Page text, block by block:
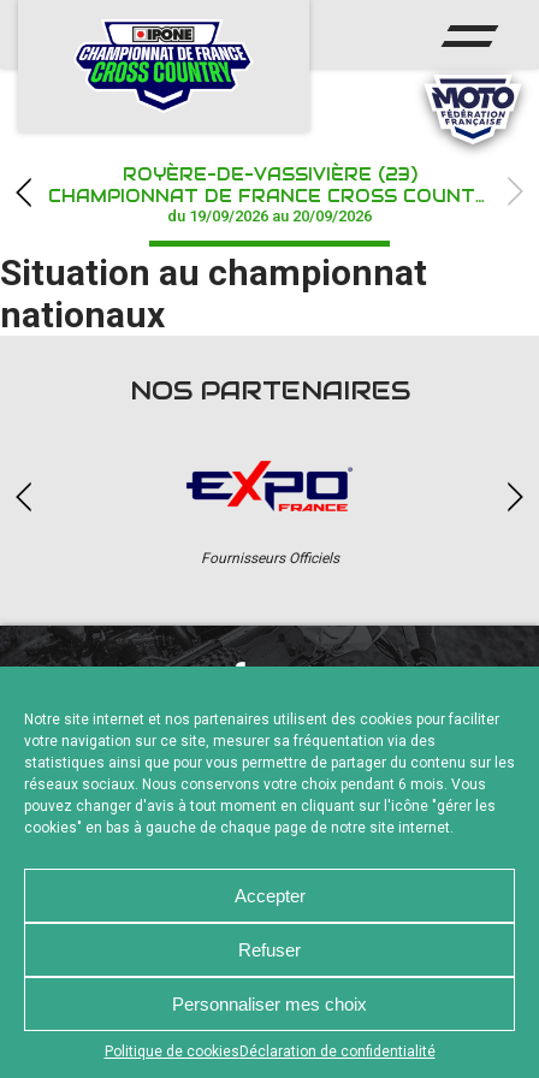
Notre site internet et nos partenaires utilisent des cookies pour faciliter
votre navigation sur ce site, mesurer sa fréquentation via des
statistiques ainsi que pour vous permettre de partager du contenu sur les
réseaux sociaux. Nous conservons votre choix pendant 6 mois. Vous
pouvez changer d'avis à tout moment en cliquant sur l'icône "gérer les
cookies" en bas à gauche de chaque page de notre site internet.
Accepter
Refuser
Personnaliser mes choix
Politique de cookies Déclaration de confidentialité
Appuyez sur le bouton partager en bas de votre
ACCUEIL
ACTUS
CHAMPIONNAT
RÉSULTATS
PHOTOS / WEB TV
ROYÈRE-DE-VASSIVIÈRE (23)
CHAMPIONNAT DE FRANCE CROSS COUNTRY IPONE
du 19/09/2026 au 20/09/2026
Situation au championnat
nationaux
NOS PARTENAIRES
Fournisseurs Officiels
NOUS CONTACTER
MENTIONS LÉGALES
CHARTE DE CONFIDENTIALITÉ
POLITIQUE DE COOKIES
DÉCLARATION DE CONFIDENTIALITÉ
RÉALISÉ PAR L’AGENCE WEB A3 WEB